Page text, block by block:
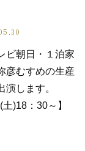
ビ朝日・１泊家
彦むすめの生産
演します。
土)18：30～】